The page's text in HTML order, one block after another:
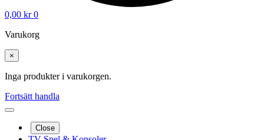
0,00 kr 0
Varukorg
×
Inga produkter i varukorgen.
Fortsätt handla
Close